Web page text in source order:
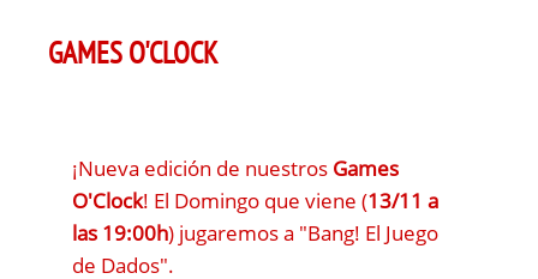
GAMES O'CLOCK
¡Nueva edición de nuestros Games
O'Clock! El Domingo que viene (13/11 a
las 19:00h) jugaremos a "Bang! El Juego
de Dados".